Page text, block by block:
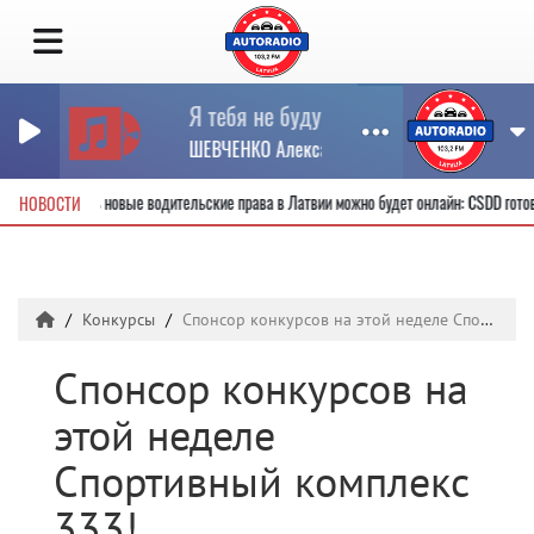
Я тебя не буду искать 2009 Странник
ШЕВЧЕНКО Александр АЛЛЕГРОВА Ирина
НОВОСТИПолучить новые водительские права в Латвии можно будет онлайн: CSDD
Конкурсы Спонсор конкурсов на этой неделе Спортивный комплекс 333!
Спонсор конкурсов на
этой неделе
Спортивный комплекс